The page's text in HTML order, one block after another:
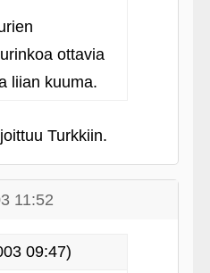
ottavia
liian kuuma.
Turkkiin.
11:52
09:47)